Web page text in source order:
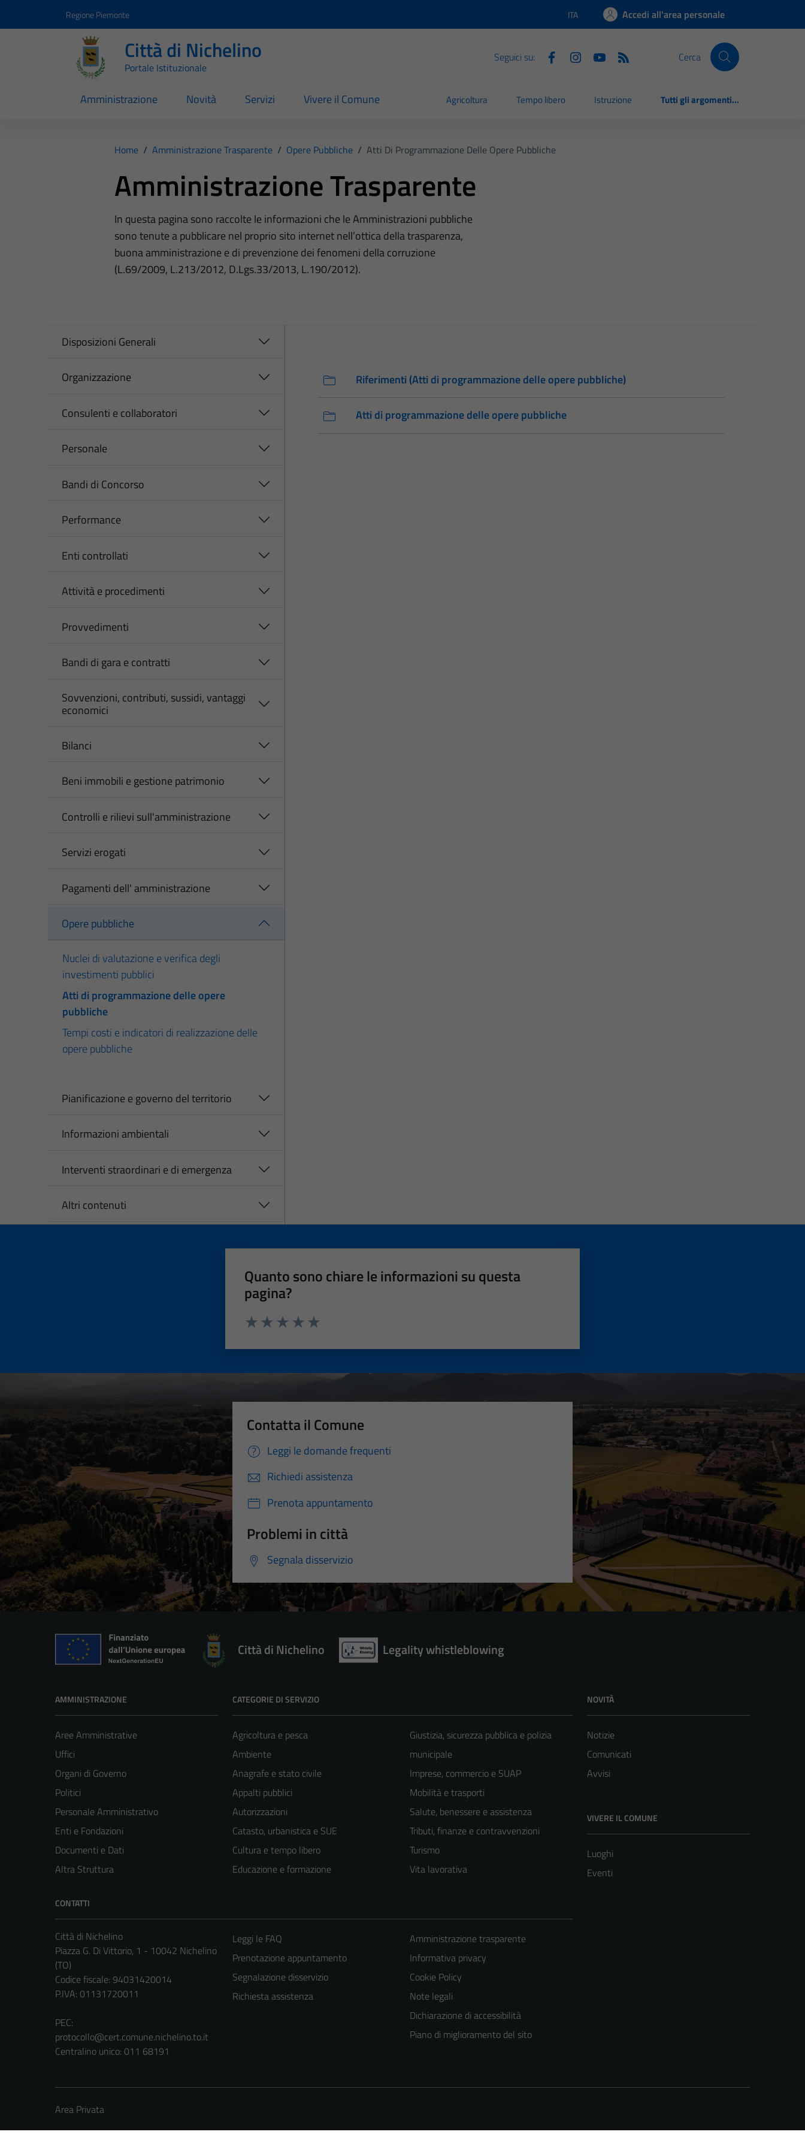
Regione Piemonte Lingua attiva:
ITA Accedi all'area personale
Città di Nichelino
Portale Istituzionale
Seguici su: Cerca
Amministrazione Novità Servizi Vivere il Comune Agricoltura Tempo libero Istruzione Tutti gli argomenti...
Home / Amministrazione Trasparente / Opere Pubbliche / Atti Di Programmazione Delle Opere Pubbliche
Amministrazione Trasparente
In questa pagina sono raccolte le informazioni che le Amministrazioni pubbliche
sono tenute a pubblicare nel proprio sito internet nell’ottica della trasparenza,
buona amministrazione e di prevenzione dei fenomeni della corruzione
(L.69/2009, L.213/2012, D.Lgs.33/2013, L.190/2012).
Disposizioni Generali
Organizzazione
Consulenti e collaboratori
Personale
Bandi di Concorso
Performance
Enti controllati
Attività e procedimenti
Provvedimenti
Bandi di gara e contratti
Sovvenzioni, contributi, sussidi, vantaggi
economici
Bilanci
Beni immobili e gestione patrimonio
Controlli e rilievi sull'amministrazione
Servizi erogati
Pagamenti dell' amministrazione
Opere pubbliche
Nuclei di valutazione e verifica degli
investimenti pubblici
Atti di programmazione delle opere
pubbliche
Tempi costi e indicatori di realizzazione delle
opere pubbliche
Pianificazione e governo del territorio
Informazioni ambientali
Interventi straordinari e di emergenza
Altri contenuti
Riferimenti (Atti di programmazione delle opere pubbliche)
Atti di programmazione delle opere pubbliche
Quanto sono chiare le informazioni su questa
pagina?
Contatta il Comune
Leggi le domande frequenti
Richiedi assistenza
Prenota appuntamento
Problemi in città
Segnala disservizio
Città di Nichelino Legality whistleblowing
AMMINISTRAZIONE
Aree Amministrative
Uffici
Organi di Governo
Politici
Personale Amministrativo
Enti e Fondazioni
Documenti e Dati
Altra Struttura
CATEGORIE DI SERVIZIO
Agricoltura e pesca
Ambiente
Anagrafe e stato civile
Appalti pubblici
Autorizzazioni
Catasto, urbanistica e SUE
Cultura e tempo libero
Educazione e formazione
Giustizia, sicurezza pubblica e polizia
municipale
Imprese, commercio e SUAP
Mobilità e trasporti
Salute, benessere e assistenza
Tributi, finanze e contravvenzioni
Turismo
Vita lavorativa
NOVITÀ
Notizie
Comunicati
Avvisi
VIVERE IL COMUNE
Luoghi
Eventi
CONTATTI
Città di Nichelino
Piazza G. Di Vittorio, 1 - 10042 Nichelino
(TO)
Codice fiscale: 94031420014
P.IVA: 01131720011
PEC:
protocollo@cert.comune.nichelino.to.it
Centralino unico: 011 68191
Leggi le FAQ
Prenotazione appuntamento
Segnalazione disservizio
Richiesta assistenza
Amministrazione trasparente
Informativa privacy
Cookie Policy
Note legali
Dichiarazione di accessibilità
Piano di miglioramento del sito
Area Privata
Tecnici
Questi cookie
essere